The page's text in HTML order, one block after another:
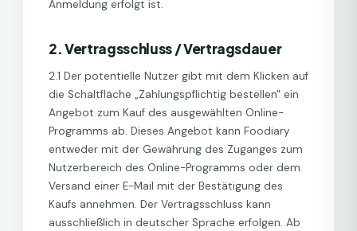
Anmeldung erfolgt ist.
2. Vertragsschluss / Vertragsdauer
2.1 Der potentielle Nutzer gibt mit dem Klicken auf
die Schaltfläche „Zahlungspflichtig bestellen" ein
Angebot zum Kauf des ausgewählten Online-
Programms ab. Dieses Angebot kann Foodiary
entweder mit der Gewährung des Zuganges zum
Nutzerbereich des Online-Programms oder dem
Versand einer E-Mail mit der Bestätigung des
Kaufs annehmen. Der Vertragsschluss kann
ausschließlich in deutscher Sprache erfolgen. Ab